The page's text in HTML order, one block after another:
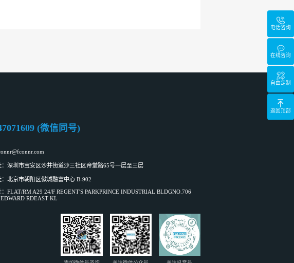
(微信同号)
：深圳市宝安区沙井街道沙三社区帝堂路65号一层至三层
：北京市朝阳区傲城融富中心 B-902
FLAT/RM A29 24/F REGENT'S PARKPRINCE INDUSTRIAL BLDGNO.706
RDEAST KL
电话咨询
在线咨询
自由定制
返回顶部